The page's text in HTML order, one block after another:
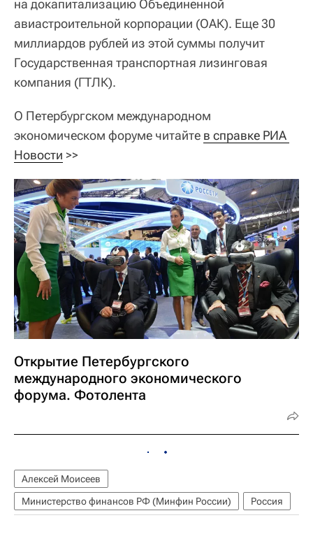
на докапитализацию Объединенной
авиастроительной корпорации (ОАК). Еще 30
миллиардов рублей из этой суммы получит
Государственная транспортная лизинговая
компания (ГТЛК).
О Петербургском международном
экономическом форуме читайте в справке РИА
Новости >>
Открытие Петербургского
международного экономического
форума. Фотолента
Алексей Моисеев
Министерство финансов РФ (Минфин России)
Россия